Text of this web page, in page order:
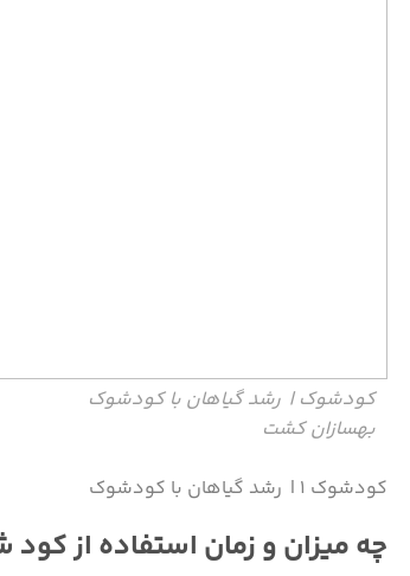
کودشوک | رشد گیاهان با کودشوک
بهسازان کشت
کودشوک ۱ | رشد گیاهان با کودشوک
چه میزان و زمان استفاده از